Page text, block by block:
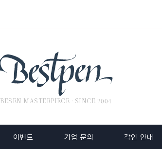
BESEN MASTERPIECE · SINCE 2004
이벤트 기업 문의 각인 안내